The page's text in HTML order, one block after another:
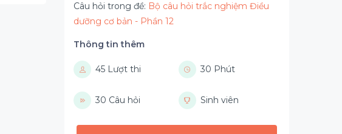
Câu hỏi trong đề: Bộ câu hỏi trắc nghiệm Điều
dưỡng cơ bản - Phần 12
Thông tin thêm
45 Lượt thi 30 Phút
30 Câu hỏi Sinh viên